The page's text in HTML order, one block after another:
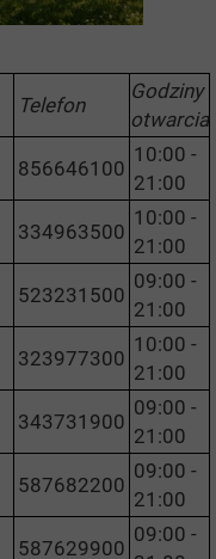
Telefon
Godziny
otwarcia
856646100
10:00 -
21:00
334963500
10:00 -
21:00
523231500
09:00 -
21:00
323977300
10:00 -
21:00
343731900
09:00 -
21:00
587682200
09:00 -
21:00
587629900
09:00 -